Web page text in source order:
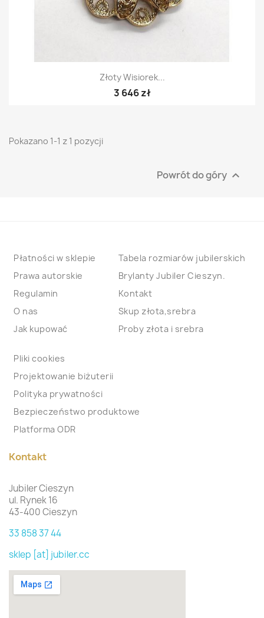
Złoty Wisiorek...
3 646 zł
Pokazano 1-1 z 1 pozycji
Powrót do góry 
Płatności w sklepie
Prawa autorskie
Regulamin
O nas
Jak kupować
Tabela rozmiarów jubilerskich
Brylanty Jubiler Cieszyn.
Kontakt
Skup złota,srebra
Proby złota i srebra
Pliki cookies
Projektowanie biżuterii
Polityka prywatności
Bezpieczeństwo produktowe
Platforma ODR
Kontakt
Jubiler Cieszyn
ul. Rynek 16
43-400 Cieszyn
33 858 37 44
sklep [at] jubiler.cc